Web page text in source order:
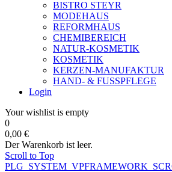
BISTRO STEYR
MODEHAUS
REFORMHAUS
CHEMIBEREICH
NATUR-KOSMETIK
KOSMETIK
KERZEN-MANUFAKTUR
HAND- & FUSSPFLEGE
Login
Your wishlist is empty
0
0,00 €
Der Warenkorb ist leer.
Scroll to Top